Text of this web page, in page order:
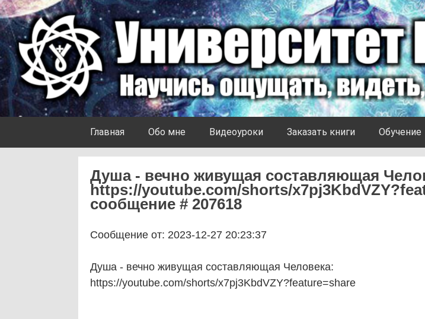
Университет Ноосферы
Главная Обо мне Видеоуроки Заказать книги Обучение
Душа - вечно живущая составляющая
https://youtube.com/shorts/
сообщение # 207618
Сообщение от: 2023-12-27 20:23:37
Душа - вечно живущая составляющая Человека:
https://youtube.com/shorts/x7pj3KbdVZY?feature=share